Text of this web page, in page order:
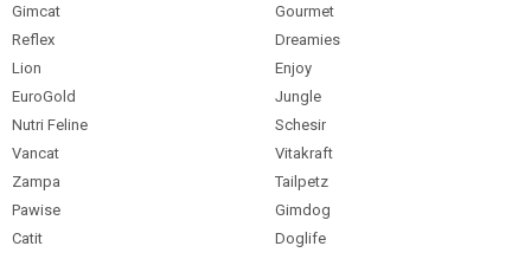
Gimcat
Gourmet
Reflex
Dreamies
Lion
Enjoy
EuroGold
Jungle
Nutri Feline
Schesir
Vancat
Vitakraft
Zampa
Tailpetz
Pawise
Gimdog
Catit
Doglife